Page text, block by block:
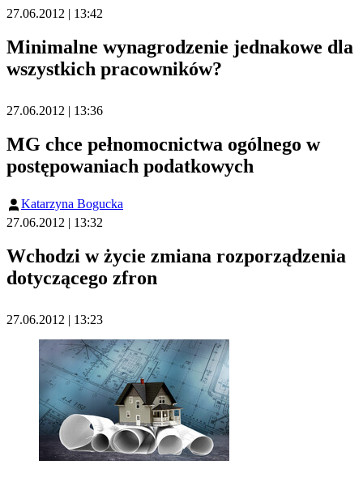
27.06.2012 | 13:42
Minimalne wynagrodzenie jednakowe dla
wszystkich pracowników?
27.06.2012 | 13:36
MG chce pełnomocnictwa ogólnego w
postępowaniach podatkowych
Katarzyna Bogucka
27.06.2012 | 13:32
Wchodzi w życie zmiana rozporządzenia
dotyczącego zfron
27.06.2012 | 13:23